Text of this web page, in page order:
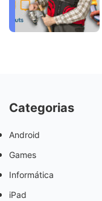
Categorias
Android
Games
Informática
iPad